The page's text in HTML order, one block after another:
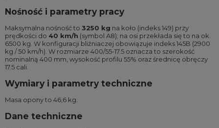
Nośność i parametry pracy
Maksymalna nośność to 3250 kg na koło (indeks 149) przy
prędkości do 40 km/h (symbol A8); na osi przekłada się to na ok.
6500 kg. W konfiguracji bliźniaczej obowiązuje indeks 145B (2900
kg / 50 km/h). W rozmiarze 400/55-17.5 oznacza to szerokość
nominalną 400 mm, wysokość profilu 55% oraz średnicę obręczy
17.5 cali.
Wymiary i parametry techniczne
Masa opony to 46,6 kg.
Dane techniczne